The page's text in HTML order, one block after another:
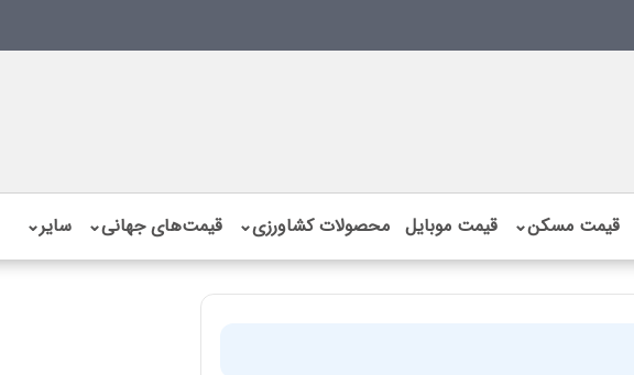
قیمت مسکن⌄ قیمت موبایل محصولات کشاورزی⌄ قیمت‌های جهانی⌄ سایر⌄